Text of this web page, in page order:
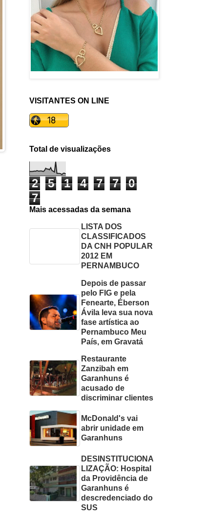
VISITANTES ON LINE
Total de visualizações
2 5 1 4 7 7
0
7
Mais acessadas da semana
LISTA DOS
CLASSIFICADOS
DA CNH POPULAR
2012 EM
PERNAMBUCO
Depois de passar
pelo FIG e pela
Fenearte, Éberson
Ávila leva sua nova
fase artística ao
Pernambuco Meu
País, em Gravatá
Restaurante
Zanzibah em
Garanhuns é
acusado de
discriminar clientes
McDonald's vai
abrir unidade em
Garanhuns
DESINSTITUCIONA
LIZAÇÃO: Hospital
da Providência de
Garanhuns é
descredenciado do
SUS